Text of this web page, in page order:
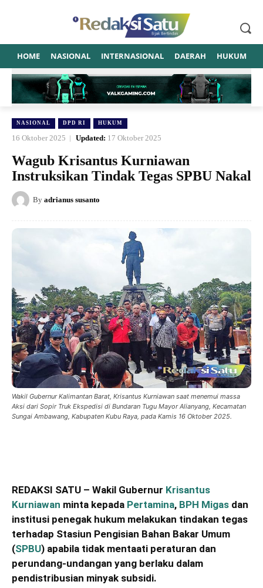
HOME NASIONAL INTERNASIONAL DAERAH HUKUM
NASIONAL DPD RI HUKUM
16 Oktober 2025 Updated: 17 Oktober 2025
Wagub Krisantus Kurniawan
Instruksikan Tindak Tegas SPBU Nakal
By adrianus susanto
Wakil Gubernur Kalimantan Barat, Krisantus Kurniawan saat menemui massa
Aksi dari Sopir Truk Ekspedisi di Bundaran Tugu Mayor Alianyang, Kecamatan
Sungai Ambawang, Kabupaten Kubu Raya, pada Kamis 16 Oktober 2025.
REDAKSI SATU – Wakil Gubernur Krisantus
Kurniawan minta kepada Pertamina, BPH Migas dan
institusi penegak hukum melakukan tindakan tegas
terhadap Stasiun Pengisian Bahan Bakar Umum
(SPBU) apabila tidak mentaati peraturan dan
perundang-undangan yang berlaku dalam
pendistribusian minyak subsidi.